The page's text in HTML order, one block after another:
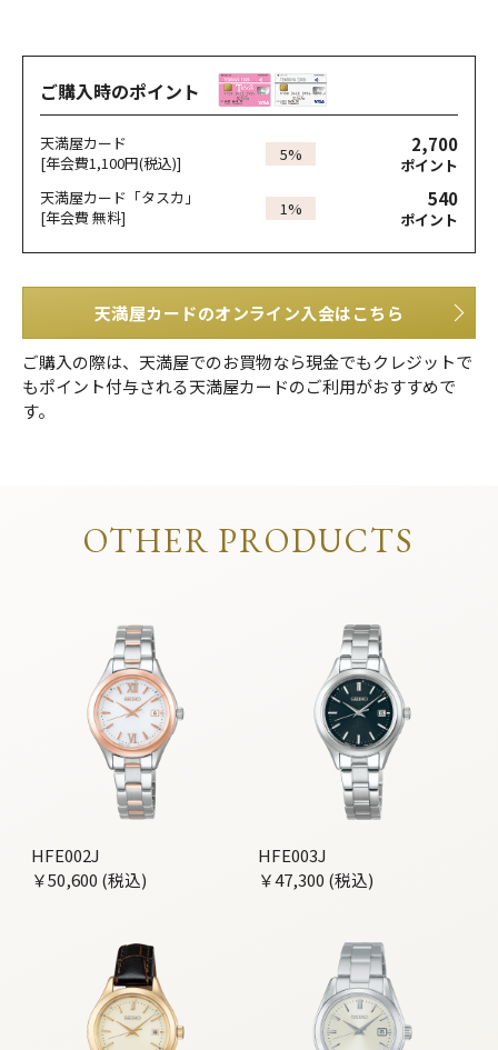
ご購入時のポイント
天満屋カード
[年会費1,100円(税込)]
5% 2,700
ポイント
天満屋カード「タスカ」
[年会費 無料]
1% 540
ポイント
天満屋カードのオンライン入会はこちら
ご購入の際は、天満屋でのお買物なら現金でもクレジットで
もポイント付与される天満屋カードのご利用がおすすめで
す。
OTHER PRODUCTS
HFE002J
￥50,600 (税込)
HFE003J
￥47,300 (税込)